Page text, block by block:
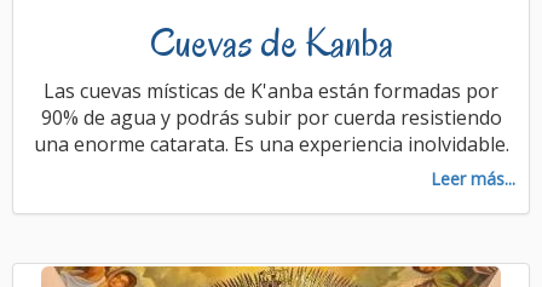
Cuevas de Kanba
Las cuevas místicas de K'anba están formadas por
90% de agua y podrás subir por cuerda resistiendo
una enorme catarata. Es una experiencia inolvidable.
Leer más...